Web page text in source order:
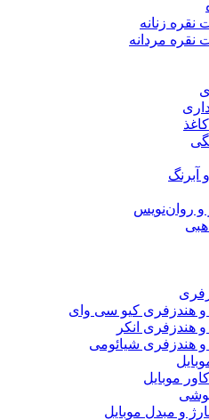
نقره زنانه
نقره مردانه
آبرنگ
و روان‌نویس
هندزفری کیو سی وای
هندزفری انکر
هندزفری شیائومی
موبایل
و مبدل موبایل